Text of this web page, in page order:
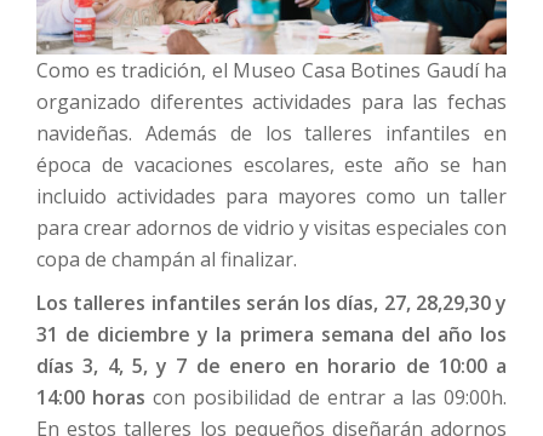
Como es tradición, el Museo Casa Botines Gaudí ha
organizado diferentes actividades para las fechas
navideñas. Además de los talleres infantiles en
época de vacaciones escolares, este año se han
incluido actividades para mayores como un taller
para crear adornos de vidrio y visitas especiales con
copa de champán al finalizar.
Los talleres infantiles serán los días, 27, 28,29,30 y
31 de diciembre y la primera semana del año los
días 3, 4, 5, y 7 de enero en horario de 10:00 a
14:00 horas con posibilidad de entrar a las 09:00h.
En estos talleres los pequeños diseñarán adornos